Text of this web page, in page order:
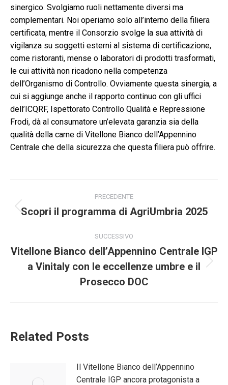
sinergico. Svolgiamo ruoli nettamente diversi ma
complementari. Noi operiamo solo all’interno della filiera
certificata, mentre il Consorzio svolge la sua attività di
vigilanza su soggetti esterni al sistema di certificazione,
come ristoranti, mense o laboratori di prodotti trasformati,
le cui attività non ricadono nella competenza
dell’Organismo di Controllo. Ovviamente questa sinergia, a
cui si aggiunge anche il rapporto continuo con gli uffici
dell’ICQRF, Ispettorato Controllo Qualità e Repressione
Frodi, dà al consumatore un’elevata garanzia sia della
qualità della carne di Vitellone Bianco dell’Appennino
Centrale che della sicurezza che questa filiera può offrire.
tra
post
PRECEDENTE
Post
Scopri il programma di AgriUmbria 2025
SUCCESSIVO
Prossimo
post:
Vitellone Bianco dell’Appennino Centrale IGP
a Vinitaly con le eccellenze umbre e il
Prosecco DOC
Related Posts
Il Vitellone Bianco dell’Appennino
Centrale IGP ancora protagonista a